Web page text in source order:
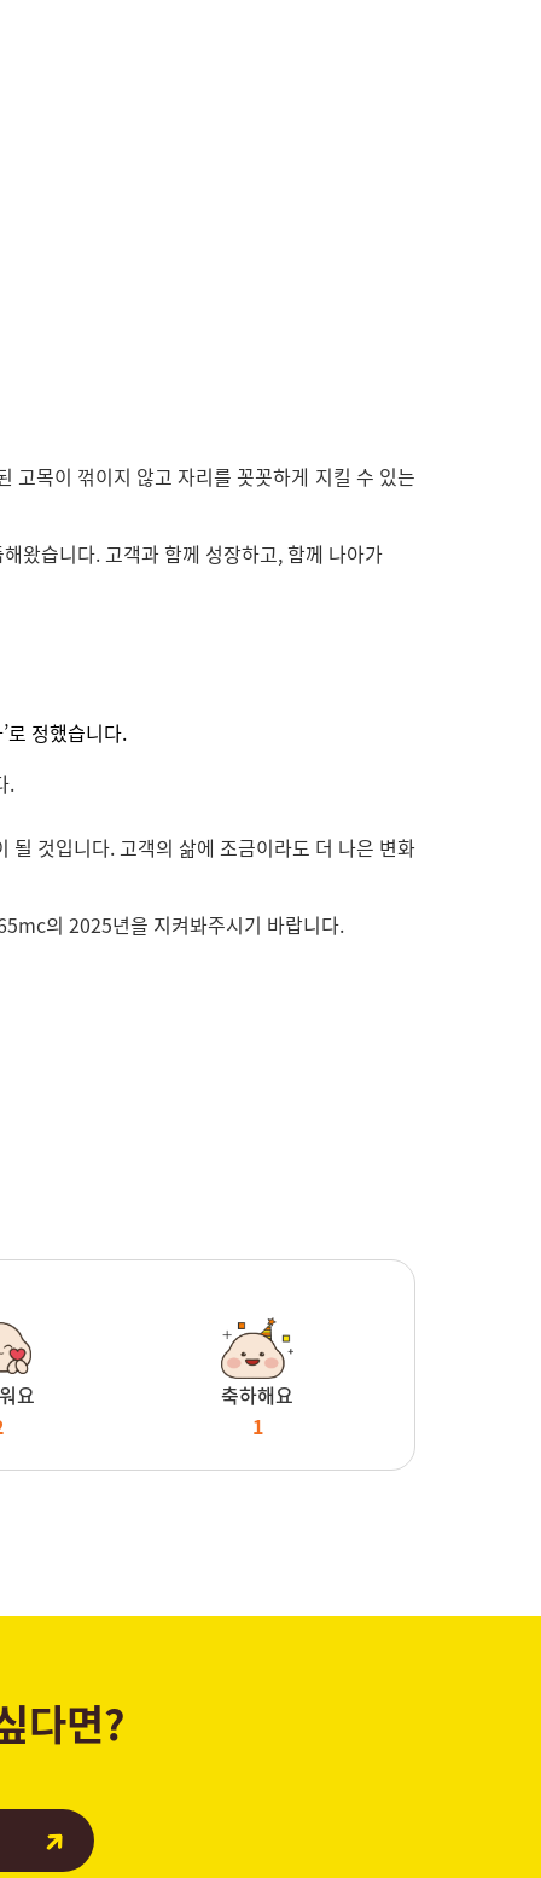
고목이 꺾이지 않고 자리를 꼿꼿하게 지킬 수 있는
왔습니다.고객과 함께 성장하고, 함께 나아가
’로 정했습니다.
.
될 것입니다.고객의 삶에 조금이라도 더 나은 변화
의 2025년을 지켜봐주시기 바랍니다.
요
축하해요
1
다면?